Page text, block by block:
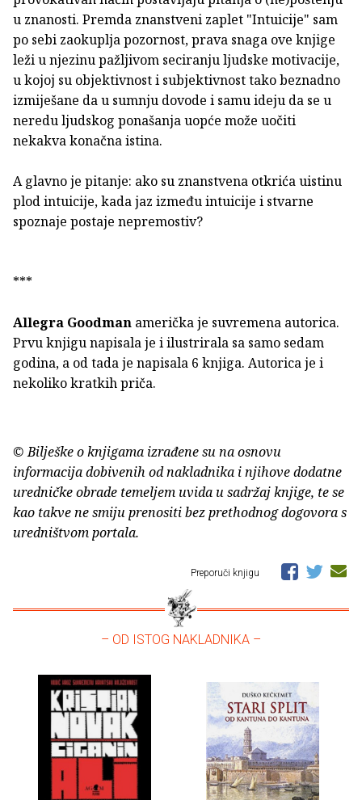
u znanosti. Premda znanstveni zaplet "Intuicije" sam
po sebi zaokuplja pozornost, prava snaga ove knjige
leži u njezinu pažljivom seciranju ljudske motivacije,
u kojoj su objektivnost i subjektivnost tako beznadno
izmiješane da u sumnju dovode i samu ideju da se u
neredu ljudskog ponašanja uopće može uočiti
nekakva konačna istina.
A glavno je pitanje: ako su znanstvena otkrića uistinu
plod intuicije, kada jaz između intuicije i stvarne
spoznaje postaje nepremostiv?
***
Allegra Goodman američka je suvremena autorica.
Prvu knjigu napisala je i ilustrirala sa samo sedam
godina, a od tada je napisala 6 knjiga. Autorica je i
nekoliko kratkih priča.
© Bilješke o knjigama izrađene su na osnovu
informacija dobivenih od nakladnika i njihove dodatne
uredničke obrade temeljem uvida u sadržaj knjige, te se
kao takve ne smiju prenositi bez prethodnog dogovora s
uredništvom portala.
Preporuči knjigu
– OD ISTOG NAKLADNIKA –